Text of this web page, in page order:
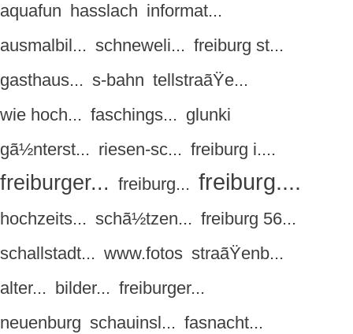
aquafun hasslach informat...
ausmalbil... schneweli... freiburg st...
gasthaus... s-bahn tellstraãŸe...
wie hoch... faschings... glunki
gã½nterst... riesen-sc... freiburg i....
freiburger... freiburg... freiburg....
hochzeits... schã½tzen... freiburg 56...
schallstadt... www.fotos straãŸenb...
alter... bilder... freiburger...
neuenburg schauinsl... fasnacht...